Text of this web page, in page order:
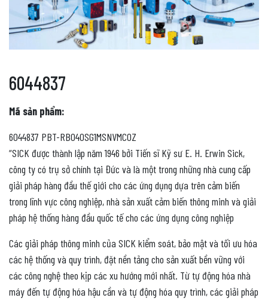
6044837
Mã sản phẩm:
6044837 PBT-RB040SG1MSNVMC0Z
“SICK được thành lập năm 1946 bởi Tiến sĩ Kỹ sư E. H. Erwin Sick,
công ty có trụ sở chính tại Đức và là một trong những nhà cung cấp
giải pháp hàng đầu thế giới cho các ứng dụng dựa trên cảm biến
trong lĩnh vực công nghiệp, nhà sản xuất cảm biến thông minh và giải
pháp hệ thống hàng đầu quốc tế cho các ứng dụng công nghiệp
Các giải pháp thông minh của SICK kiểm soát, bảo mật và tối ưu hóa
các hệ thống và quy trình, đặt nền tảng cho sản xuất bền vững với
các công nghệ theo kịp các xu hướng mới nhất. Từ tự động hóa nhà
máy đến tự động hóa hậu cần và tự động hóa quy trình, các giải pháp